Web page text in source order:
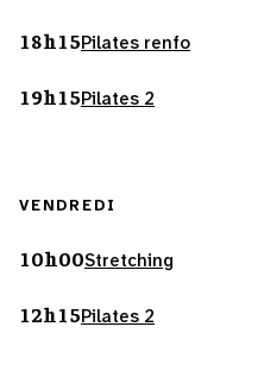
18h15Pilates renfo
19h15Pilates 2
VENDREDI
10h00Stretching
12h15Pilates 2